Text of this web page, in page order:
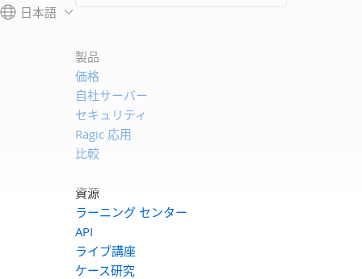
日本語
製品
価格
自社サーバー
セキュリティ
Ragic 応用
比較
資源
ラーニング センター
API
ライブ講座
ケース研究